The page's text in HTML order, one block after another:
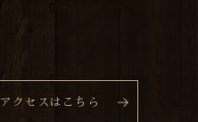
アクセスはこちら